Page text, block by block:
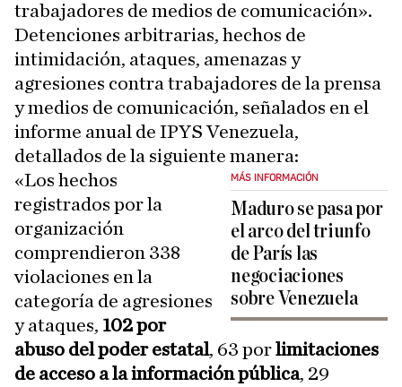
trabajadores de medios de comunicación».
Detenciones arbitrarias, hechos de
intimidación, ataques, amenazas y
agresiones contra trabajadores de la prensa
y medios de comunicación, señalados en el
informe anual de IPYS Venezuela,
detallados de la siguiente manera:
MÁS INFORMACIÓN
Maduro se pasa por
el arco del triunfo
de París las
negociaciones
sobre Venezuela
«Los hechos
registrados por la
organización
comprendieron 338
violaciones en la
categoría de agresiones
y ataques, 102 por
abuso del poder estatal, 63 porlimitaciones
de acceso a la información pública, 29